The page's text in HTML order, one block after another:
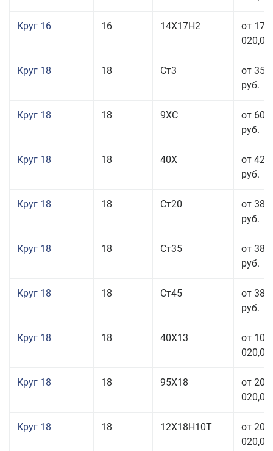
Круг 16 16 14Х17Н2
от 175
020,00
Круг 18 18 Ст3
от 35
руб.
Круг 18 18 9ХС
от 60
руб.
Круг 18 18 40Х
от 42
руб.
Круг 18 18 Ст20
от 38
руб.
Круг 18 18 Ст35
от 38
руб.
Круг 18 18 Ст45
от 38
руб.
Круг 18 18 40Х13
от 103
020,00
Круг 18 18 95Х18
от 208
020,00
Круг 18 18 12Х18Н10Т
от 209
020,00